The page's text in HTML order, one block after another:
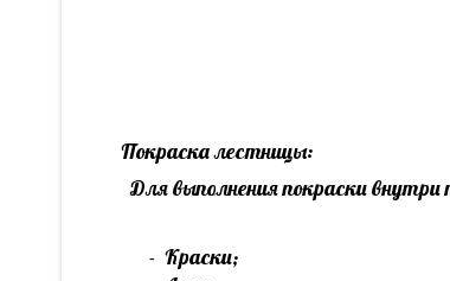
Покраска лестницы:
Для выполнения покраски
- Краски;